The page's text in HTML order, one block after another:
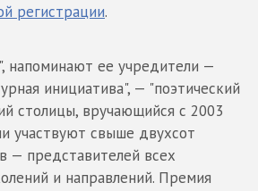
регистрации.
напоминают ее учредители —
инициатива", — "поэтический
столицы, вручающийся с 2003
участвуют свыше двухсот
— представителей всех
и направлений. Премия